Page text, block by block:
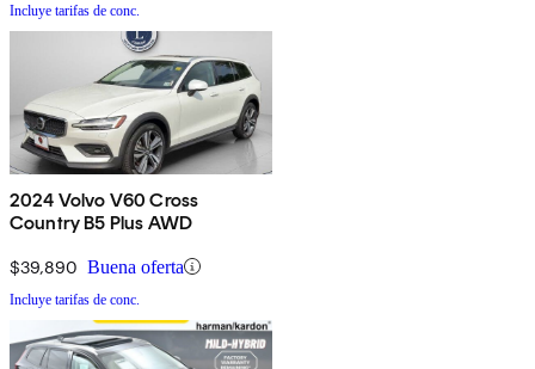
Incluye tarifas de conc.
2024 Volvo V60 Cross
Country B5 Plus AWD
$39,890 Buena oferta
Incluye tarifas de conc.